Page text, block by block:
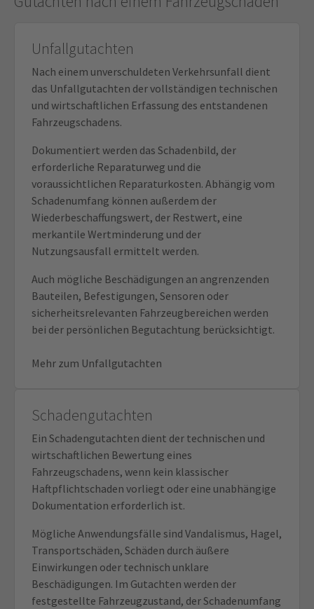
Unfallgutachten
Nach einem unverschuldeten Verkehrsunfall dient
das Unfallgutachten der vollständigen technischen
und wirtschaftlichen Erfassung des entstandenen
Fahrzeugschadens.
Dokumentiert werden das Schadenbild, der
erforderliche Reparaturweg und die
voraussichtlichen Reparaturkosten. Abhängig vom
Schadenumfang können außerdem der
Wiederbeschaffungswert, der Restwert, eine
merkantile Wertminderung und der
Nutzungsausfall ermittelt werden.
Auch mögliche Beschädigungen an angrenzenden
Bauteilen, Befestigungen, Sensoren oder
sicherheitsrelevanten Fahrzeugbereichen werden
bei der persönlichen Begutachtung berücksichtigt.
Mehr zum Unfallgutachten
Schadengutachten
Ein Schadengutachten dient der technischen und
wirtschaftlichen Bewertung eines
Fahrzeugschadens, wenn kein klassischer
Haftpflichtschaden vorliegt oder eine unabhängige
Dokumentation erforderlich ist.
Mögliche Anwendungsfälle sind Vandalismus, Hagel,
Transportschäden, Schäden durch äußere
Einwirkungen oder technisch unklare
Beschädigungen. Im Gutachten werden der
festgestellte Fahrzeugzustand, der Schadenumfang